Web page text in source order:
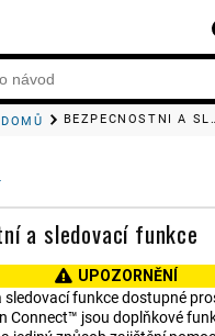
DOMŮ
a sledovací funkce
UPOZORNĚNÍ
sledovací funkce dostupné
Connect™ jsou doplňkové